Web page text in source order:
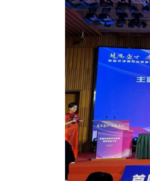
【审核评估】新一轮